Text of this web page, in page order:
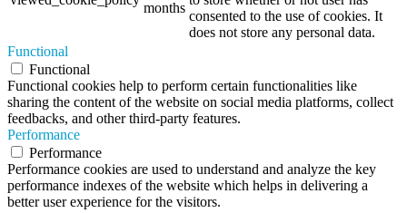
months
consented to the use of cookies. It
does not store any personal data.
Functional
Functional
Functional cookies help to perform certain functionalities like
sharing the content of the website on social media platforms, collect
feedbacks, and other third-party features.
Performance
Performance
Performance cookies are used to understand and analyze the key
performance indexes of the website which helps in delivering a
better user experience for the visitors.